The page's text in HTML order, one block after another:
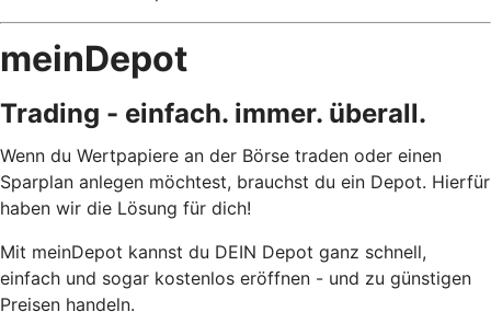
meinDepot
Trading - einfach. immer. überall.
Wenn du Wertpapiere an der Börse traden oder einen
Sparplan anlegen möchtest, brauchst du ein Depot. Hierfür
haben wir die Lösung für dich!
Mit meinDepot kannst du DEIN Depot ganz schnell,
einfach und sogar kostenlos eröffnen - und zu günstigen
Preisen handeln.